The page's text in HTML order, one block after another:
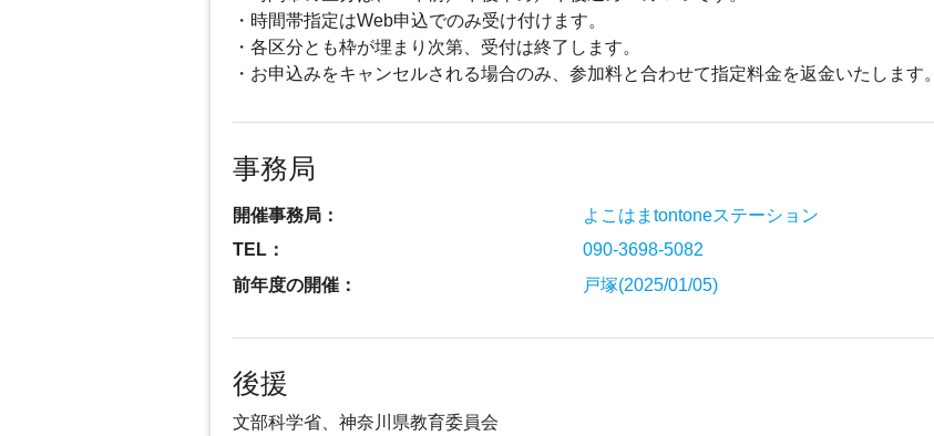
・時間帯指定はWeb申込でのみ受け付けます。
・各区分とも枠が埋まり次第、受付は終了します。
・お申込みをキャンセルされる場合のみ、参加料と合わせて指定料金を返金いたします。
事務局
開催事務局：
よこはまtontoneステーション
TEL：
090-3698-5082
前年度の開催：
戸塚(2025/01/05)
後援
文部科学省、神奈川県教育委員会